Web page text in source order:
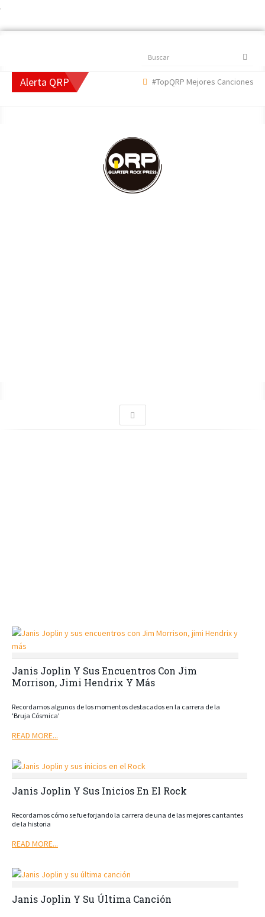
.
Buscar
Alerta QRP #TopQRP Mejores Canciones 2022
Janis Joplin Y Sus Encuentros Con Jim
Morrison, Jimi Hendrix Y Más
Recordamos algunos de los momentos destacados en la carrera de la
'Bruja Cósmica'
READ MORE...
Janis Joplin Y Sus Inicios En El Rock
Recordamos cómo se fue forjando la carrera de una de las mejores cantantes
de la historia
READ MORE...
Janis Joplin Y Su Última Canción